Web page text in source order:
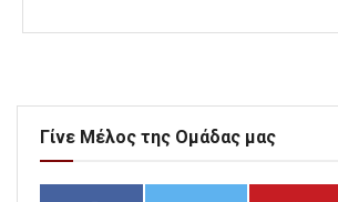
Γίνε Μέλος της Ομάδας μας